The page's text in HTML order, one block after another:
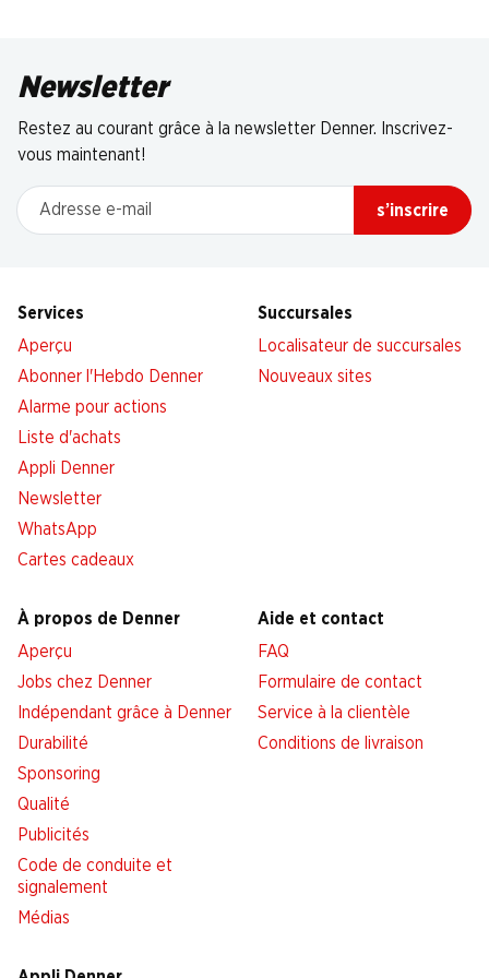
Newsletter
Restez au courant grâce à la newsletter Denner. Inscrivez-
vous maintenant!
Adresse e-mail
s’inscrire
Services
Aperçu
Abonner l'Hebdo Denner
Alarme pour actions
Liste d'achats
Appli Denner
Newsletter
WhatsApp
Cartes cadeaux
Succursales
Localisateur de succursales
Nouveaux sites
À propos de Denner
Aperçu
Jobs chez Denner
Indépendant grâce à Denner
Durabilité
Sponsoring
Qualité
Publicités
Code de conduite et
signalement
Médias
Aide et contact
FAQ
Formulaire de contact
Service à la clientèle
Conditions de livraison